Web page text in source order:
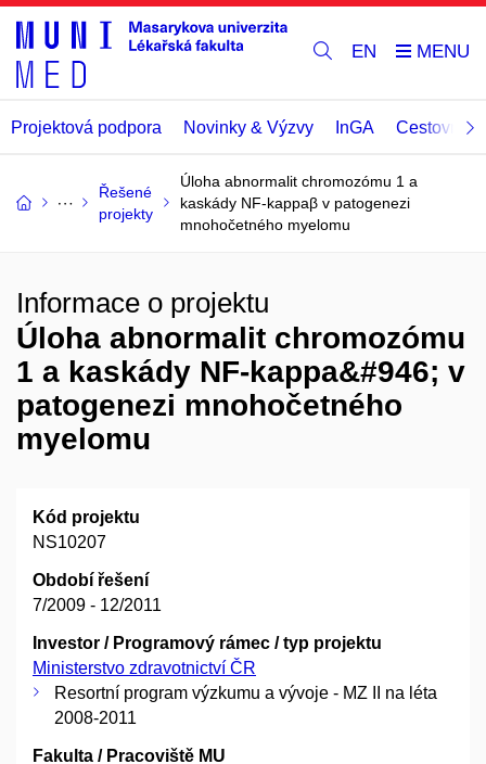
EN
Projektová podpora Novinky & Výzvy InGA Cestovní
Řešené
projekty
Úloha abnormalit chromozómu 1 a
kaskády NF-kappaβ v patogenezi
mnohočetného myelomu
Informace o projektu
Úloha abnormalit chromozómu
1 a kaskády NF-kappa&#946; v
patogenezi mnohočetného
myelomu
Kód projektu
NS10207
Období řešení
7/2009 - 12/2011
Investor / Programový rámec / typ projektu
Ministerstvo zdravotnictví ČR
Resortní program výzkumu a vývoje - MZ II na léta
2008-2011
Fakulta / Pracoviště MU